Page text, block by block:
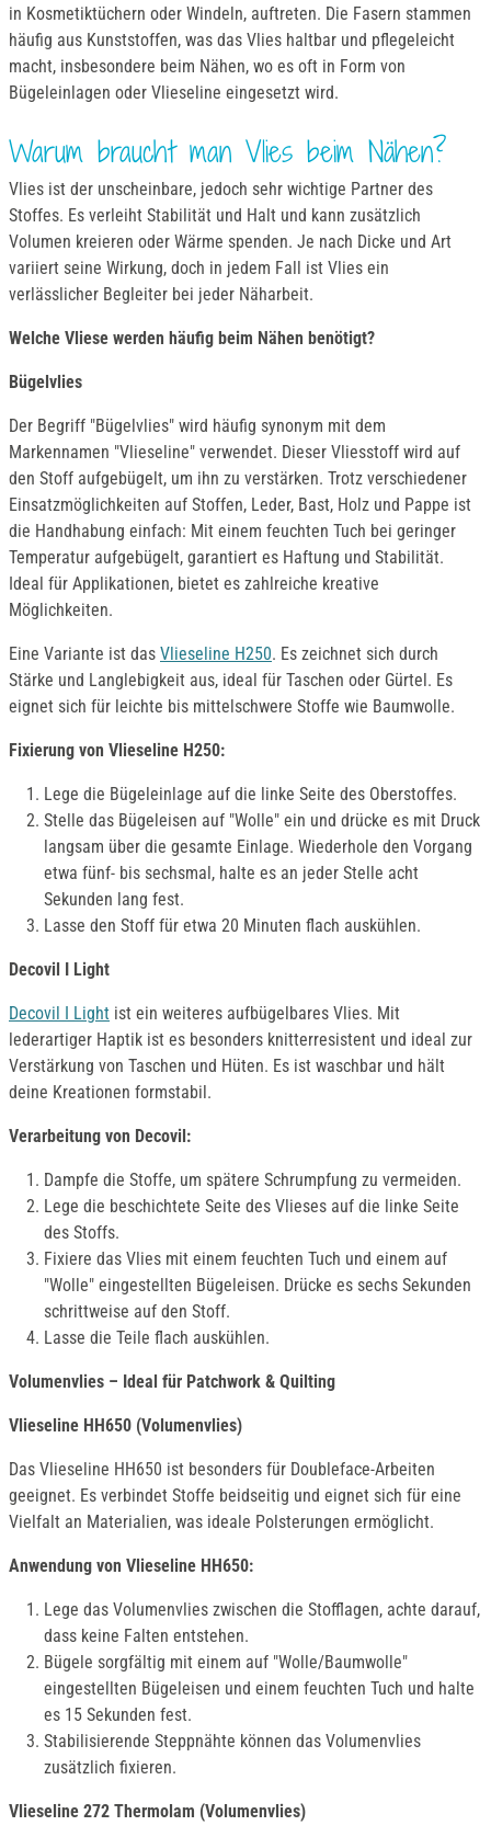
in Kosmetiktüchern oder Windeln, auftreten. Die Fasern stammen
häufig aus Kunststoffen, was das Vlies haltbar und pflegeleicht
macht, insbesondere beim Nähen, wo es oft in Form von
Bügeleinlagen oder Vlieseline eingesetzt wird.
Warum braucht man Vlies beim Nähen?
Vlies ist der unscheinbare, jedoch sehr wichtige Partner des
Stoffes. Es verleiht Stabilität und Halt und kann zusätzlich
Volumen kreieren oder Wärme spenden. Je nach Dicke und Art
variiert seine Wirkung, doch in jedem Fall ist Vlies ein
verlässlicher Begleiter bei jeder Näharbeit.
Welche Vliese werden häufig beim Nähen benötigt?
Bügelvlies
Der Begriff "Bügelvlies" wird häufig synonym mit dem
Markennamen "Vlieseline" verwendet. Dieser Vliesstoff wird auf
den Stoff aufgebügelt, um ihn zu verstärken. Trotz verschiedener
Einsatzmöglichkeiten auf Stoffen, Leder, Bast, Holz und Pappe ist
die Handhabung einfach: Mit einem feuchten Tuch bei geringer
Temperatur aufgebügelt, garantiert es Haftung und Stabilität.
Ideal für Applikationen, bietet es zahlreiche kreative
Möglichkeiten.
Eine Variante ist das Vlieseline H250. Es zeichnet sich durch
Stärke und Langlebigkeit aus, ideal für Taschen oder Gürtel. Es
eignet sich für leichte bis mittelschwere Stoffe wie Baumwolle.
Fixierung von Vlieseline H250:
Lege die Bügeleinlage auf die linke Seite des Oberstoffes.
Stelle das Bügeleisen auf "Wolle" ein und drücke es mit Druck
langsam über die gesamte Einlage. Wiederhole den Vorgang
etwa fünf- bis sechsmal, halte es an jeder Stelle acht
Sekunden lang fest.
Lasse den Stoff für etwa 20 Minuten flach auskühlen.
Decovil I Light
Decovil I Light ist ein weiteres aufbügelbares Vlies. Mit
lederartiger Haptik ist es besonders knitterresistent und ideal zur
Verstärkung von Taschen und Hüten. Es ist waschbar und hält
deine Kreationen formstabil.
Verarbeitung von Decovil:
Dampfe die Stoffe, um spätere Schrumpfung zu vermeiden.
Lege die beschichtete Seite des Vlieses auf die linke Seite
des Stoffs.
Fixiere das Vlies mit einem feuchten Tuch und einem auf
"Wolle" eingestellten Bügeleisen. Drücke es sechs Sekunden
schrittweise auf den Stoff.
Lasse die Teile flach auskühlen.
Volumenvlies – Ideal für Patchwork & Quilting
Vlieseline HH650 (Volumenvlies)
Das Vlieseline HH650 ist besonders für Doubleface-Arbeiten
geeignet. Es verbindet Stoffe beidseitig und eignet sich für eine
Vielfalt an Materialien, was ideale Polsterungen ermöglicht.
Anwendung von Vlieseline HH650:
Lege das Volumenvlies zwischen die Stofflagen, achte darauf,
dass keine Falten entstehen.
Bügele sorgfältig mit einem auf "Wolle/Baumwolle"
eingestellten Bügeleisen und einem feuchten Tuch und halte
es 15 Sekunden fest.
Stabilisierende Steppnähte können das Volumenvlies
zusätzlich fixieren.
Vlieseline 272 Thermolam (Volumenvlies)